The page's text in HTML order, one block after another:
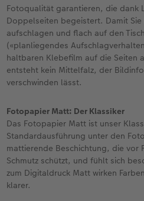
Fotoqualität garantieren, die dank
Doppelseiten begeistert. Damit Sie
aufschlagen und flach auf den
(«planliegendes
haltbaren Klebefilm auf die Seiten
entsteht kein Mittelfalz, der
verschwinden lässt.
Fotopapier Matt: Der Klassiker
Das Fotopapier Matt ist unser
Standardausführung unter den
mattierende Beschichtung, die vor
Schmutz schützt, und fühlt sich
zum Digitaldruck Matt wirken
klarer.